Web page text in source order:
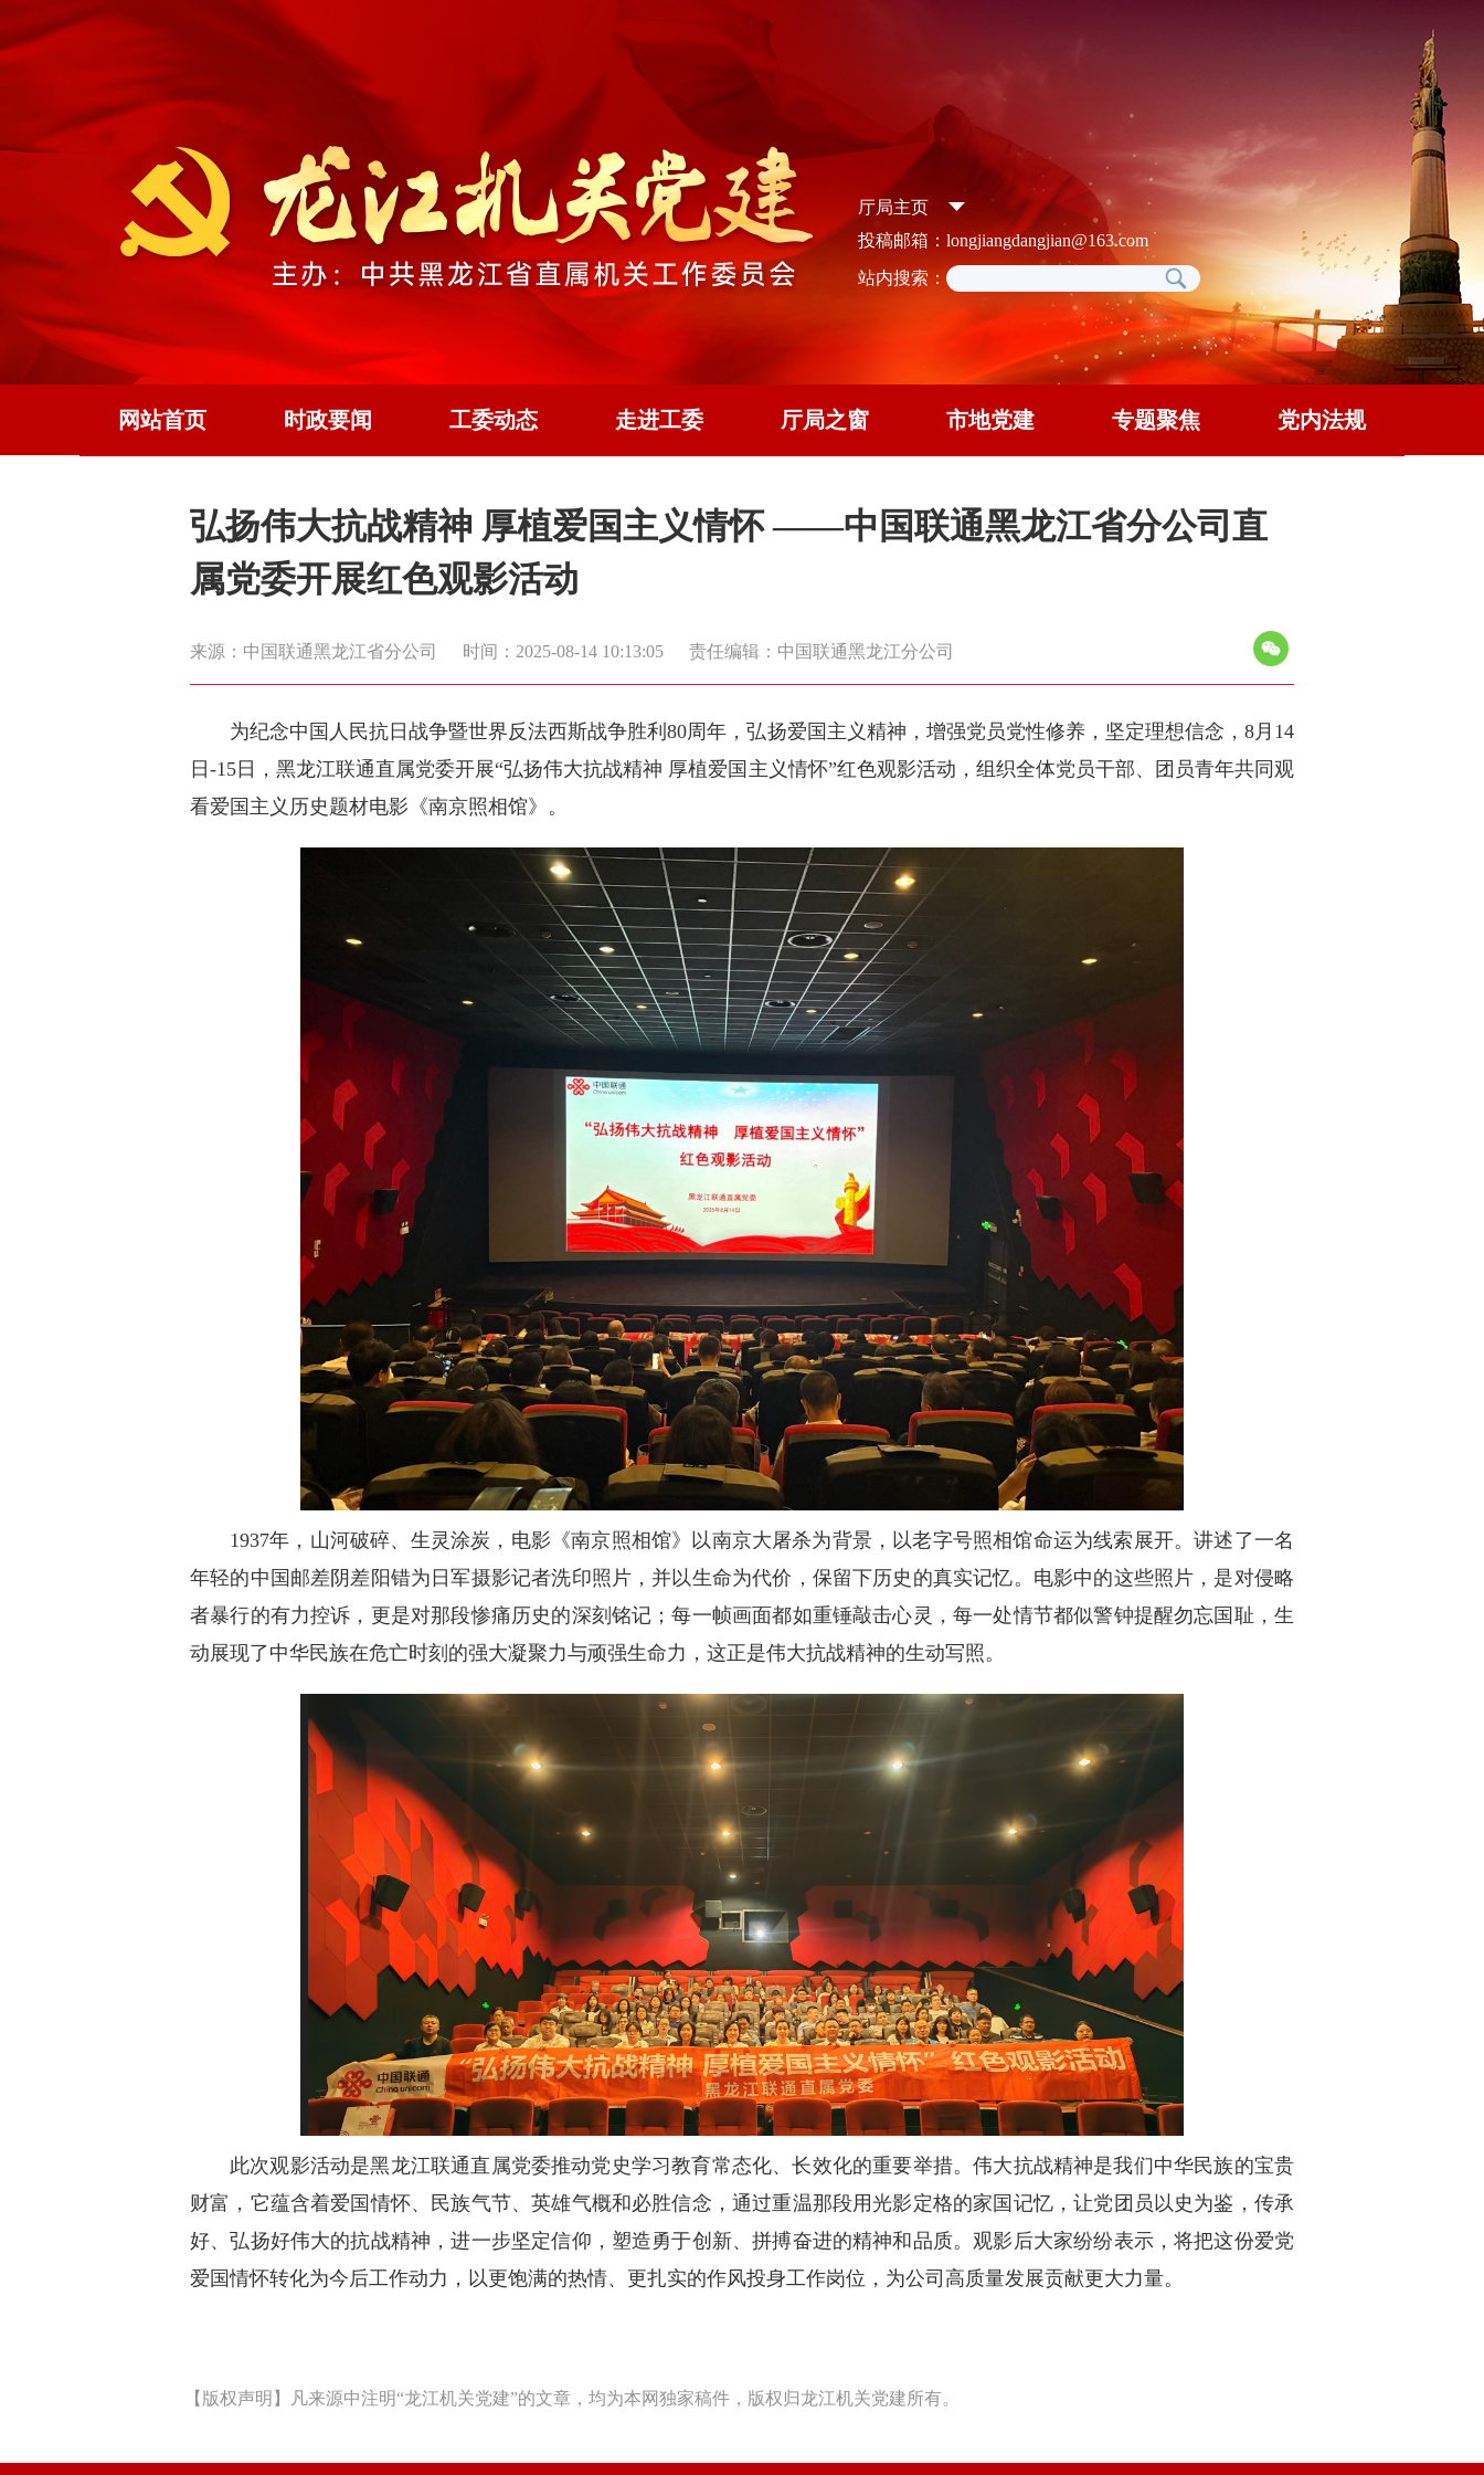
厅局主页
投稿邮箱：longjiangdangjian@163.com
站内搜索：
网站首页 时政要闻 工委动态 走进工委 厅局之窗 市地党建 专题聚焦 党内法规
弘扬伟大抗战精神 厚植爱国主义情怀 ——中国联通黑龙江省分公司直
属党委开展红色观影活动
来源：中国联通黑龙江省分公司 时间：2025-08-14 10:13:05 责任编辑：中国联通黑龙江分公司
为纪念中国人民抗日战争暨世界反法西斯战争胜利80周年，弘扬爱国主义精神，增强党员党性修养，坚定理想信念，8月14
日-15日，黑龙江联通直属党委开展“弘扬伟大抗战精神 厚植爱国主义情怀”红色观影活动，组织全体党员干部、团员青年共同观
看爱国主义历史题材电影《南京照相馆》。
1937年，山河破碎、生灵涂炭，电影《南京照相馆》以南京大屠杀为背景，以老字号照相馆命运为线索展开。讲述了一名
年轻的中国邮差阴差阳错为日军摄影记者洗印照片，并以生命为代价，保留下历史的真实记忆。电影中的这些照片，是对侵略
者暴行的有力控诉，更是对那段惨痛历史的深刻铭记；每一帧画面都如重锤敲击心灵，每一处情节都似警钟提醒勿忘国耻，生
动展现了中华民族在危亡时刻的强大凝聚力与顽强生命力，这正是伟大抗战精神的生动写照。
此次观影活动是黑龙江联通直属党委推动党史学习教育常态化、长效化的重要举措。伟大抗战精神是我们中华民族的宝贵
财富，它蕴含着爱国情怀、民族气节、英雄气概和必胜信念，通过重温那段用光影定格的家国记忆，让党团员以史为鉴，传承
好、弘扬好伟大的抗战精神，进一步坚定信仰，塑造勇于创新、拼搏奋进的精神和品质。观影后大家纷纷表示，将把这份爱党
爱国情怀转化为今后工作动力，以更饱满的热情、更扎实的作风投身工作岗位，为公司高质量发展贡献更大力量。
【版权声明】凡来源中注明“龙江机关党建”的文章，均为本网独家稿件，版权归龙江机关党建所有。